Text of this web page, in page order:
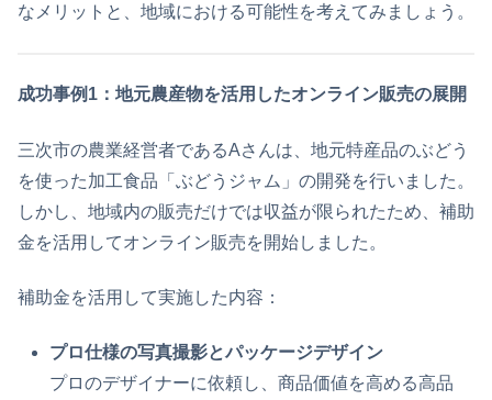
なメリットと、地域における可能性を考えてみましょう。
成功事例1：地元農産物を活用したオンライン販売の展開
三次市の農業経営者であるAさんは、地元特産品のぶどう
を使った加工食品「ぶどうジャム」の開発を行いました。
しかし、地域内の販売だけでは収益が限られたため、補助
金を活用してオンライン販売を開始しました。
補助金を活用して実施した内容：
プロ仕様の写真撮影とパッケージデザイン
プロのデザイナーに依頼し、商品価値を高める高品